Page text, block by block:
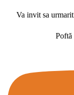
Va invit sa
Poftă